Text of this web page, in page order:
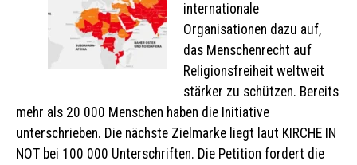
internationale
Organisationen dazu auf,
das Menschenrecht auf
Religionsfreiheit weltweit
stärker zu schützen. Bereits
mehr als 20 000 Menschen haben die Initiative
unterschrieben. Die nächste Zielmarke liegt laut KIRCHE IN
NOT bei 100 000 Unterschriften. Die Petition fordert die